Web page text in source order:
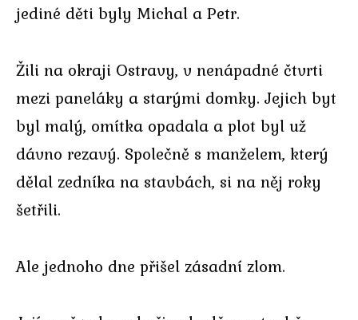
jediné děti byly Michal a Petr.
Žili na okraji Ostravy, v nenápadné čtvrti
mezi paneláky a starými domky. Jejich byt
byl malý, omítka opadala a plot byl už
dávno rezavý. Společně s manželem, který
dělal zedníka na stavbách, si na něj roky
šetřili.
Ale jednoho dne přišel zásadní zlom.